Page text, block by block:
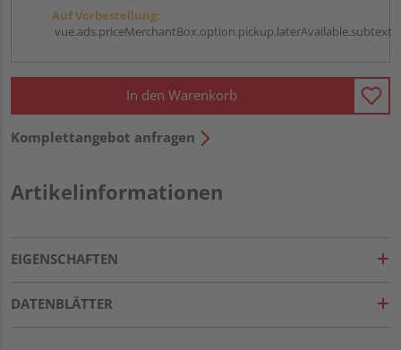
Auf Vorbestellung:
vue.ads.priceMerchantBox.option.pickup.laterAvailable.subtext
In den Warenkorb
Komplettangebot anfragen
Artikelinformationen
EIGENSCHAFTEN
DATENBLÄTTER